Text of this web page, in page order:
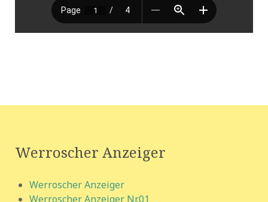
Werroscher Anzeiger
Werroscher Anzeiger
Werroscher Anzeiger Nr.01